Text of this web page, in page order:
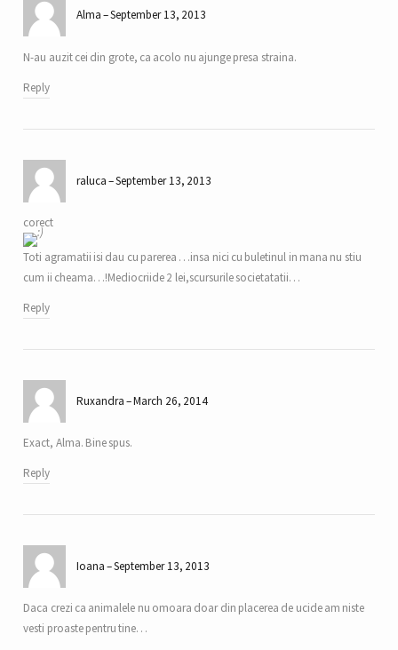
Alma September 13, 2013
N-au auzit cei din grote, ca acolo nu ajunge presa straina.
Reply
raluca September 13, 2013
corect
Toti agramatii isi dau cu parerea …insa nici cu buletinul in mana nu stiu
cum ii cheama…!Mediocriide 2 lei,scursurile societatatii…
Reply
Ruxandra March 26, 2014
Exact, Alma. Bine spus.
Reply
Ioana September 13, 2013
Daca crezi ca animalele nu omoara doar din placerea de ucide am niste
vesti proaste pentru tine…